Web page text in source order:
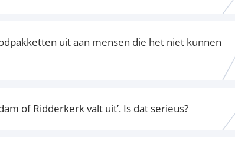
uit aan mensen die het niet kunnen
of Ridderkerk valt uit’. Is dat serieus?